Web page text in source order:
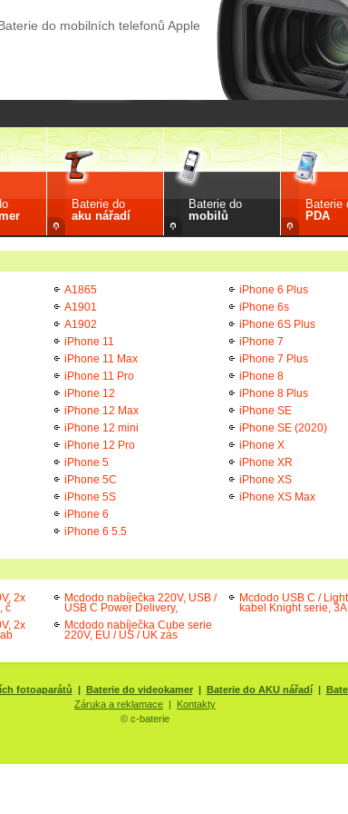
do mobilních telefonů Apple
Baterie do
aku nářadí
Baterie do
mobilů
Baterie
PDA
A1865
A1901
A1902
iPhone 11
iPhone 11 Max
iPhone 11 Pro
iPhone 12
iPhone 12 Max
iPhone 12 mini
iPhone 12 Pro
iPhone 5
iPhone 5C
iPhone 5S
iPhone 6
iPhone 6 5.5
iPhone 6 Plus
iPhone 6s
iPhone 6S Plus
iPhone 7
iPhone 7 Plus
iPhone 8
iPhone 8 Plus
iPhone SE
iPhone SE (2020)
iPhone X
iPhone XR
iPhone XS
iPhone XS Max
2x
č
2x
Mcdodo nabíječka 220V, USB /
USB C Power Delivery,
Mcdodo nabíječka Cube serie
220V, EU / US / UK zás
Mcdodo USB C /
kabel Knight serie,
fotoaparátů | Baterie do videokamer| Baterie do AKU nářadí|
Záruka a reklamace | Kontakty
© c-baterie